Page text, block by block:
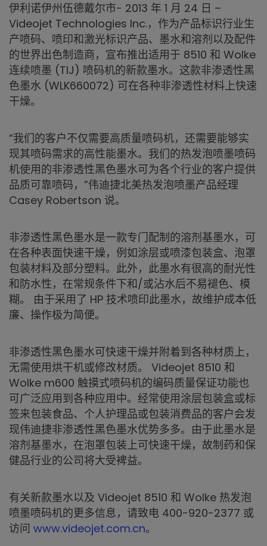
伊利诺伊州伍德戴尔市- 2013 年 1 月 24 日 –
Videojet Technologies Inc.，作为产品标识行业生
产喷码、喷印和激光标识产品、墨水和溶剂以及配件
的世界出色制造商，宣布推出适用于 8510 和 Wolke
连续喷墨 (TIJ) 喷码机的新款墨水。这款非渗透性黑
色墨水 (WLK660072) 可在各种非渗透性材料上快速
干燥。
“我们的客户不仅需要高质量喷码机，还需要能够实
现其喷码需求的高性能墨水。我们的热发泡喷墨喷码
机使用的非渗透性黑色墨水可为各个行业的客户提供
品质可靠喷码，”伟迪捷北美热发泡喷墨产品经理
Casey Robertson 说。
非渗透性黑色墨水是一款专门配制的溶剂基墨水，可
在各种表面快速干燥，例如涂层或喷漆包装盒、泡罩
包装材料及部分塑料。此外，此墨水有很高的耐光性
和防水性，在常规条件下和/或沾水后不易褪色、模
糊。 由于采用了 HP 技术喷印此墨水，故维护成本低
廉、操作极为简便。
非渗透性黑色墨水可快速干燥并附着到各种材质上，
无需使用烘干机或修改材质。 Videojet 8510 和
Wolke m600 触摸式喷码机的编码质量保证功能也
可广泛应用到各种应用中。经常使用涂层包装盒或标
签来包装食品、个人护理品或包装消费品的客户会发
现伟迪捷非渗透性黑色墨水优势多多。由于此墨水是
溶剂基墨水，在泡罩包装上可快速干燥，故制药和保
健品行业的公司将大受裨益。
有关新款墨水以及 Videojet 8510 和 Wolke 热发泡
喷墨喷码机的更多信息，请致电 400-920-2377 或
访问 www.videojet.com.cn。